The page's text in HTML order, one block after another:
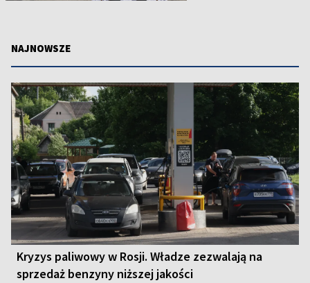
NAJNOWSZE
Kryzys paliwowy w Rosji. Władze zezwalają na
sprzedaż benzyny niższej jakości